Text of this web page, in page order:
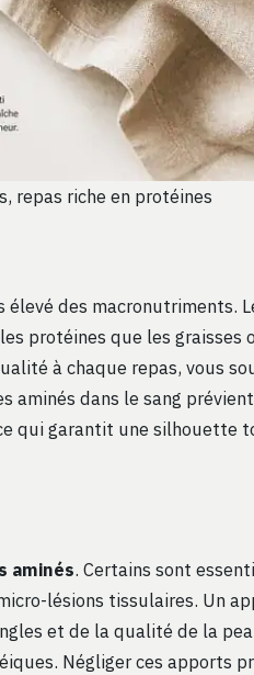
repas riche en protéines
des macronutriments.
protéines que les graisses
à chaque repas, vous
aminés dans le sang
qui garantit une silhouette
aminés. Certains sont
lésions tissulaires. Un
et de la qualité de la
Négliger ces apports